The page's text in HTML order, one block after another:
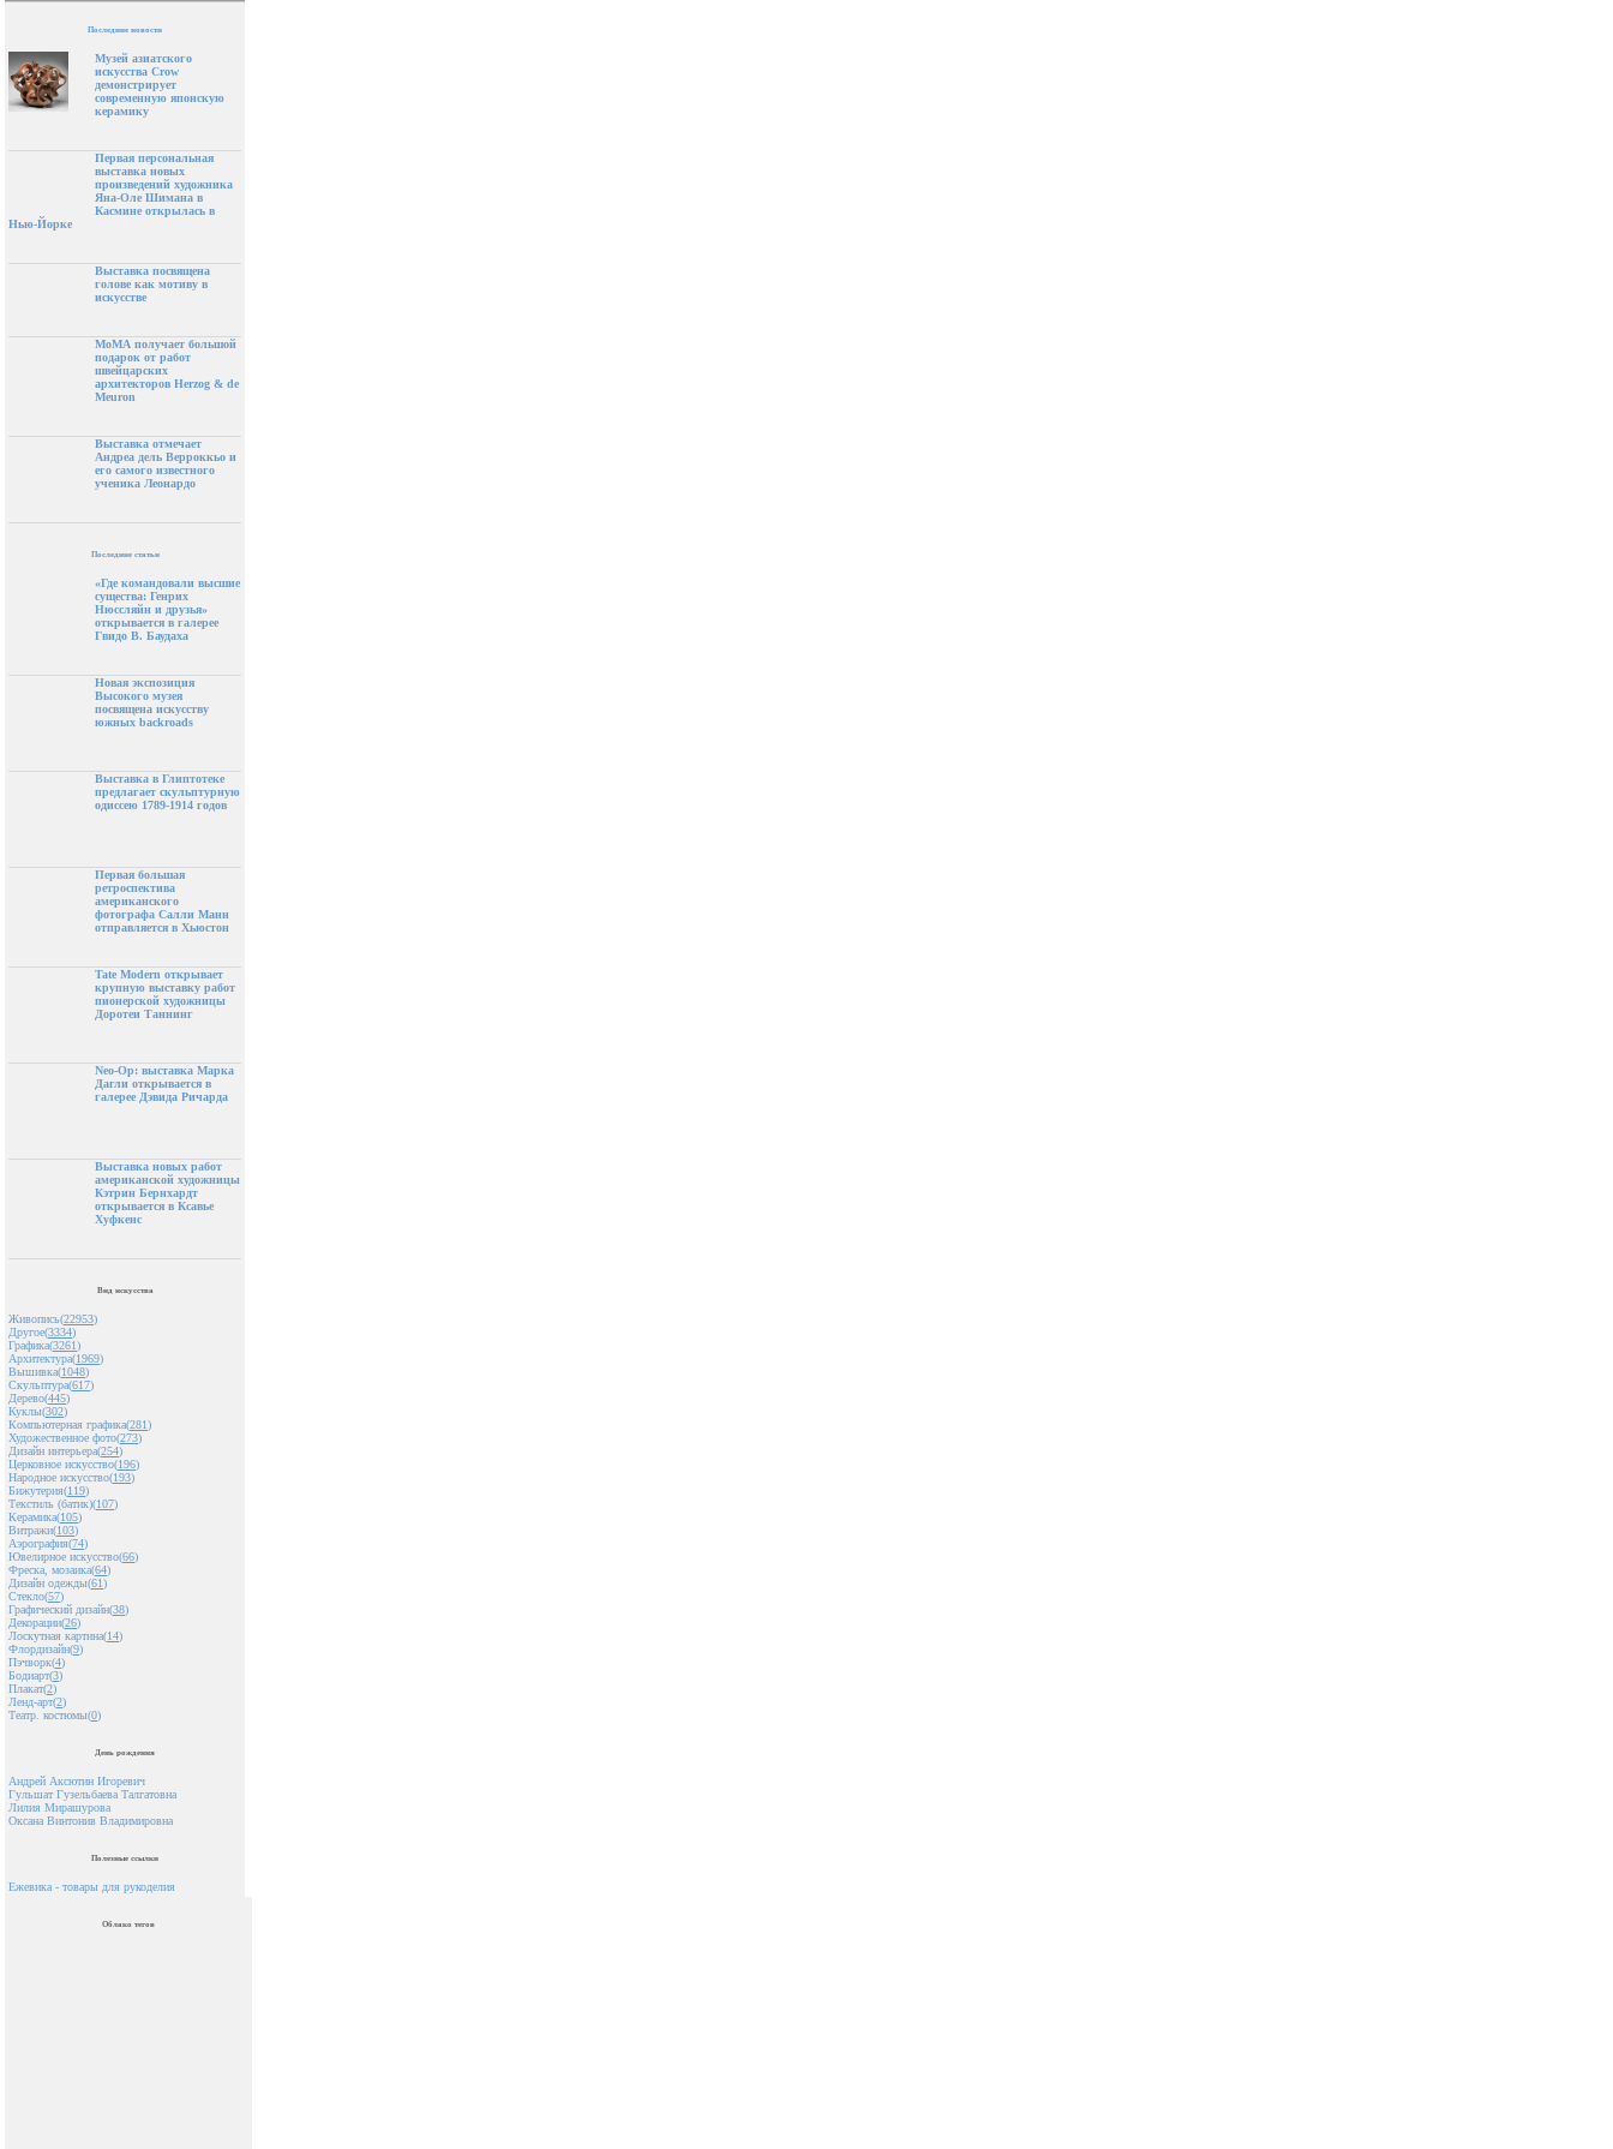
Последние новости
Музей азиатского
искусства Crow
демонстрирует
современную японскую
керамику
Первая персональная
выставка новых
произведений художника
Яна-Оле Шимана в
Касмине открылась в
Нью-Йорке
Выставка посвящена
голове как мотиву в
искусстве
МоМА получает большой
подарок от работ
швейцарских
архитекторов Herzog & de
Meuron
Выставка отмечает
Андреа дель Верроккьо и
его самого известного
ученика Леонардо
Последние статьи
«Где командовали высшие
существа: Генрих
Нюссляйн и друзья»
открывается в галерее
Гвидо В. Баудаха
Новая экспозиция
Высокого музея
посвящена искусству
южных backroads
Выставка в Глиптотеке
предлагает скульптурную
одиссею 1789-1914 годов
Первая большая
ретроспектива
американского
фотографа Салли Манн
отправляется в Хьюстон
Tate Modern открывает
крупную выставку работ
пионерской художницы
Доротеи Таннинг
Neo-Op: выставка Марка
Дагли открывается в
галерее Дэвида Ричарда
Выставка новых работ
американской художницы
Кэтрин Бернхардт
открывается в Ксавье
Хуфкенс
Вид искусства
Живопись(22953)
Другое(3334)
Графика(3261)
Архитектура(1969)
Вышивка(1048)
Скульптура(617)
Дерево(445)
Куклы(302)
Компьютерная графика(281)
Художественное фото(273)
Дизайн интерьера(254)
Церковное искусство(196)
Народное искусство(193)
Бижутерия(119)
Текстиль (батик)(107)
Керамика(105)
Витражи(103)
Аэрография(74)
Ювелирное искусство(66)
Фреска, мозаика(64)
Дизайн одежды(61)
Стекло(57)
Графический дизайн(38)
Декорации(26)
Лоскутная картина(14)
Флордизайн(9)
Пэчворк(4)
Бодиарт(3)
Плакат(2)
Ленд-арт(2)
Театр. костюмы(0)
День рождения
Андрей Аксютин Игоревич
Гульшат Гузельбаева Талгатовна
Лилия Мирашурова
Оксана Винтонив Владимировна
Полезные ссылки
Ежевика - товары для рукоделия
Облако тегов